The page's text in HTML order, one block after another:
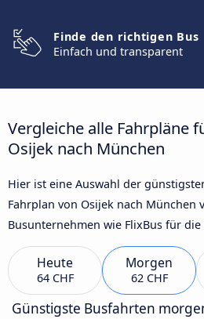
Finde den richtigen Bus
Einfach und transparent
Vergleiche alle Fahrpläne
Osijek nach München
Hier ist eine Auswahl der
Fahrplan von Osijek nach München
Busunternehmen wie FlixBus für die
Heute
64 CHF
Morgen
62 CHF
Günstigste Busfahrten